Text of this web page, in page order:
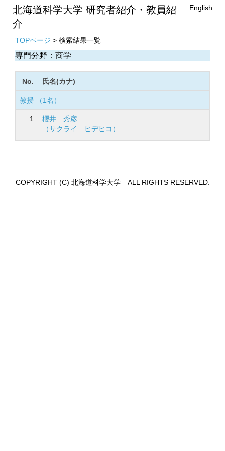
北海道科学大学 研究者紹介・教員紹
介
English
TOPページ > 検索結果一覧
専門分野：商学
No. 氏名(カナ)
教授 （1名）
1
櫻井 秀彦
（サクライ ヒデヒコ）
COPYRIGHT (C) 北海道科学大学 ALL RIGHTS RESERVED.